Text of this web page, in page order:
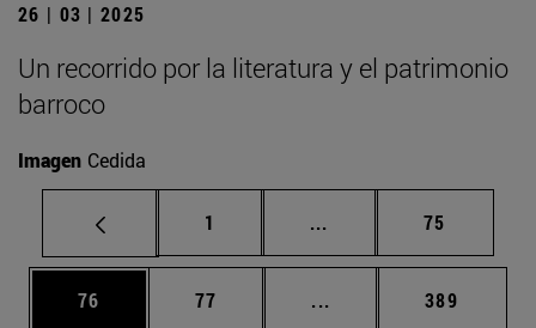
26 | 03 | 2025
Un recorrido por la literatura y el patrimonio
barroco
Imagen Cedida
Página
1 ... Páginas intermedias
Página
75
Página
76 Página
77 ... Páginas intermedias
Página
389